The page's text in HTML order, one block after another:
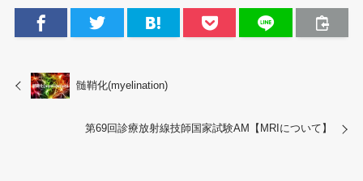
髄鞘化(myelination)
第69回診療放射線技師国家試験AM【MRIについて】